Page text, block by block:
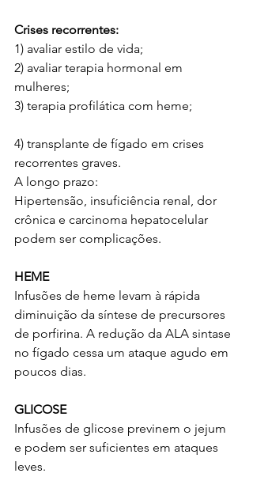
Crises recorrentes:
1) avaliar estilo de vida;
2) avaliar terapia hormonal em
mulheres;
3) terapia profilática com heme;
4) transplante de fígado em crises
recorrentes graves.
A longo prazo:
Hipertensão, insuficiência renal, dor
crônica e carcinoma hepatocelular
podem ser complicações.
HEME
Infusões de heme levam à rápida
diminuição da síntese de precursores
de porfirina. A redução da ALA sintase
no fígado cessa um ataque agudo em
poucos dias.
GLICOSE
Infusões de glicose previnem o jejum
e podem ser suficientes em ataques
leves.